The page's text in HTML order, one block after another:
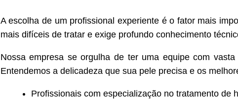
A escolha de um profissional experiente é o fator mais
mais difíceis de tratar e exige profundo conhecimento
Nossa empresa se orgulha de ter uma equipe com
Entendemos a delicadeza que sua pele precisa e os
Profissionais com especialização no tratamento de